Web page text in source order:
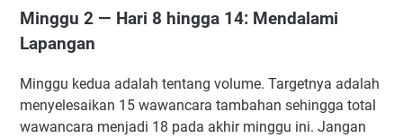
Minggu 2 — Hari 8 hingga 14: Mendalami
Lapangan
Minggu kedua adalah tentang volume. Targetnya adalah
menyelesaikan 15 wawancara tambahan sehingga total
wawancara menjadi 18 pada akhir minggu ini. Jangan